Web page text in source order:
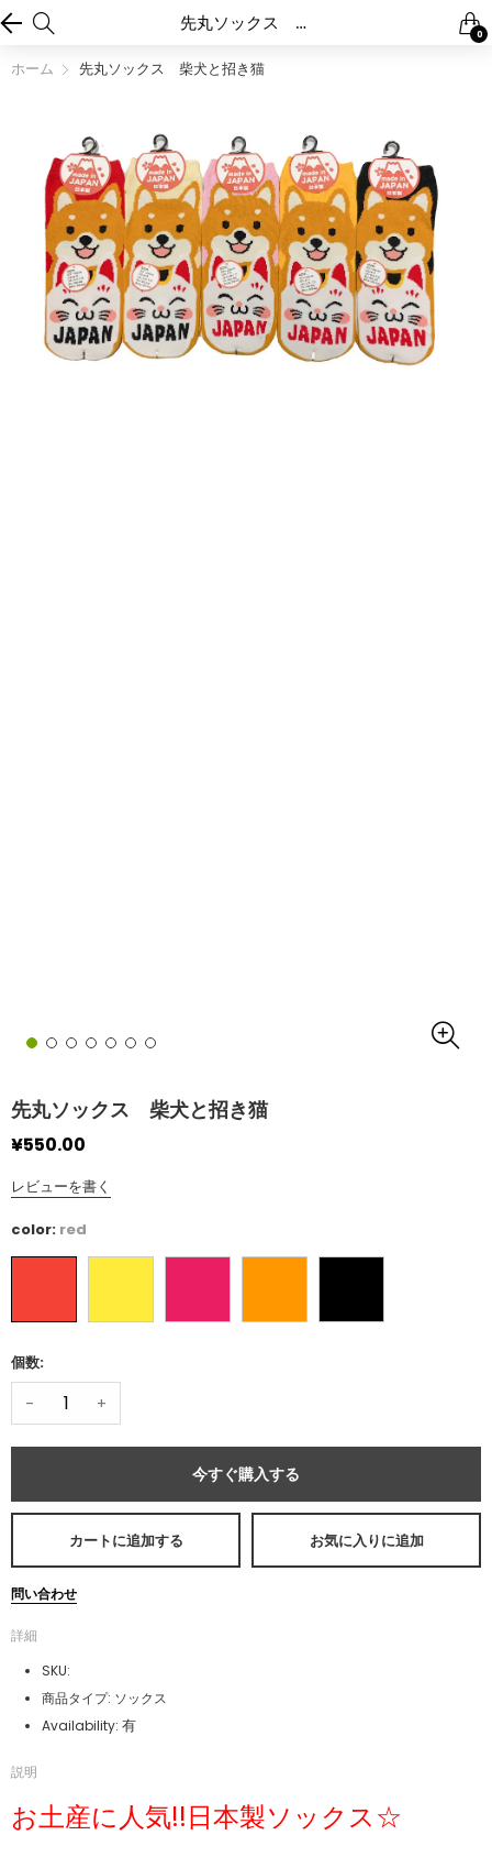
先丸ソックス 柴犬と招き猫 0
ホーム 先丸ソックス 柴犬と招き猫
先丸ソックス 柴犬と招き猫
¥550.00
レビューを書く
color: red
個数:
- +
今すぐ購入する
カートに追加する お気に入りに追加
問い合わせ
詳細
SKU:
商品タイプ: ソックス
Availability: 有
説明
お土産に人気!!日本製ソックス☆